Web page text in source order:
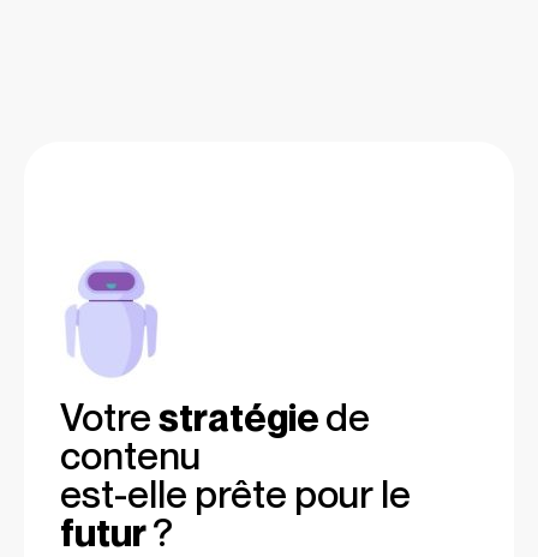
Votrestratégiede
contenu
est-elle prête pour le
futur?